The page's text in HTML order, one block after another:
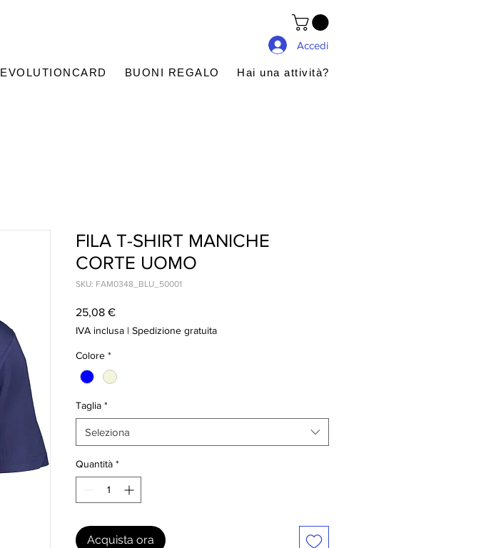
Accedi
EVOLUTIONCARD BUONI REGALO Hai una attività?
FILA T-SHIRT MANICHE
CORTE UOMO
SKU: FAM0348_BLU_50001
25,08 €Prezzo
IVA inclusa | Spedizione gratuita
Colore *
Taglia *
Seleziona
Quantità *
Acquista ora